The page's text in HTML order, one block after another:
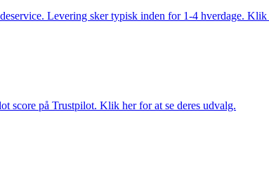
Levering sker typisk inden for 1-4 hverdage. Klik
score på Trustpilot. Klik her for at se deres udvalg.